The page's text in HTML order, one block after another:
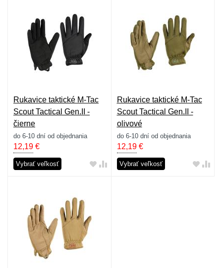
Rukavice taktické M-Tac
Scout Tactical Gen.II -
čierne
do 6-10 dní od objednania
12,19 €
Vybrať veľkosť
Rukavice taktické M-Tac
Scout Tactical Gen.II -
olivové
do 6-10 dní od objednania
12,19€
Vybrať veľkosť